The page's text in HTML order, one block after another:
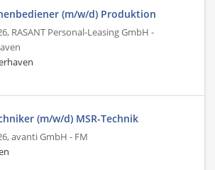
(m/w/d) Produktion
RASANT Personal-Leasing GmbH -
(m/w/d) MSR-Technik
avanti GmbH - FM